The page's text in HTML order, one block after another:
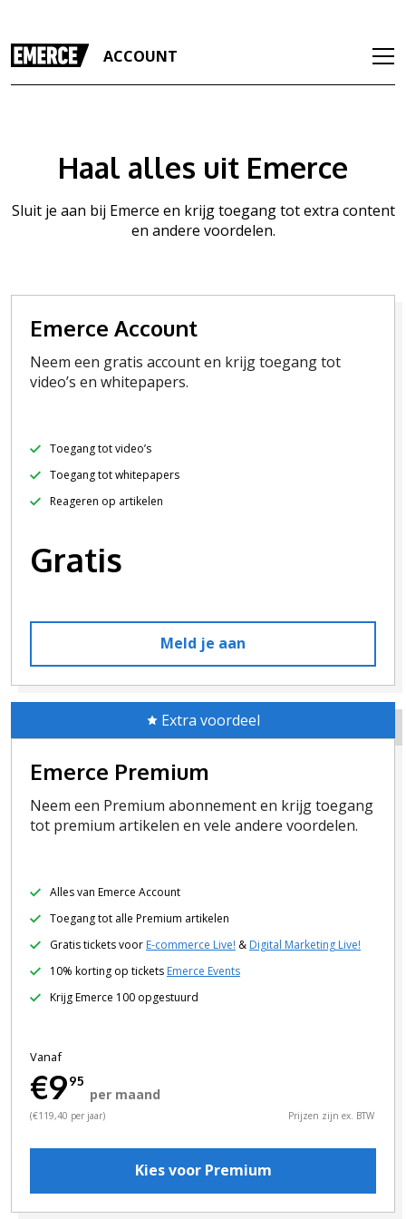
ACCOUNT
Haal alles uit Emerce
Sluit je aan bij Emerce en krijg toegang tot extra content
en andere voordelen.
Emerce Account
Neem een gratis account en krijg toegang tot
video’s en whitepapers.
Toegang tot video’s
Toegang tot whitepapers
Reageren op artikelen
Gratis
Meld je aan
Extra voordeel
Emerce Premium
Neem een Premium abonnement en krijg toegang
tot premium artikelen en vele andere voordelen.
Alles van Emerce Account
Toegang tot alle Premium artikelen
Gratis tickets voor E-commerce Live! & Digital Marketing Live!
10% korting op tickets Emerce Events
Krijg Emerce 100 opgestuurd
Vanaf
€995
per maand
(€119,40 per jaar) Prijzen zijn ex. BTW
Kies voor Premium